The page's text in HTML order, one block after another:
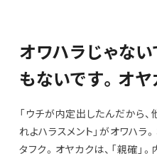
オワハラじゃな
もないです。オヤ
「ウチが内定出したんだから
れよハラスメント」がオワハラ
タフク。オヤカクは、「親確」